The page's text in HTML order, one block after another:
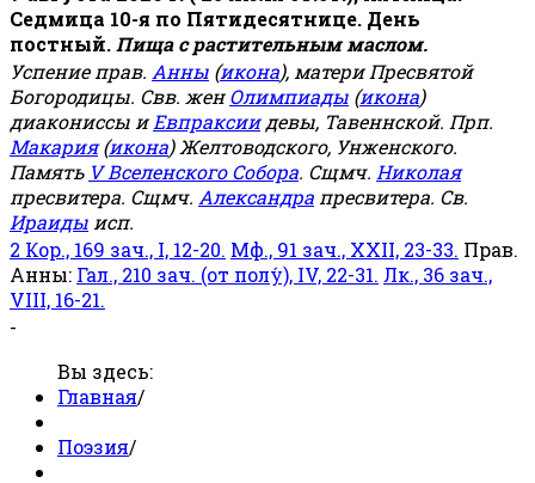
Седмица 10-я по Пятидесятнице. День
постный. Пища с растительным маслом.
Успение прав. Анны (икона), матери Пресвятой
Богородицы. Свв. женОлимпиады (икона)
диакониссы иЕвпраксиидевы, Тавеннской. Прп.
Макария(икона) Желтоводского, Унженского.
Память V Вселенского Собора. Сщмч. Николая
пресвитера. Сщмч. Александра пресвитера. Св.
Ираиды исп.
2 Кор., 169 зач., I, 12-20. Мф., 91 зач., XXII, 23-33. Прав.
Анны: Гал., 210 зач. (от полу́), IV, 22-31. Лк., 36 зач.,
VIII, 16-21.
-
Вы здесь:
Главная/
Поэзия/